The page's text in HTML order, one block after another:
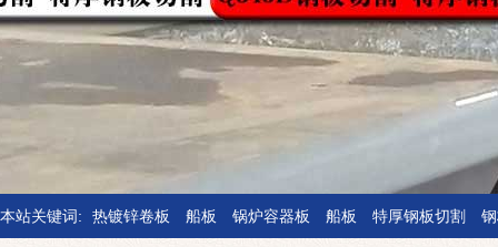
本站关键词: 热镀锌卷板 船板 锅炉容器板 船板 特厚钢板切割